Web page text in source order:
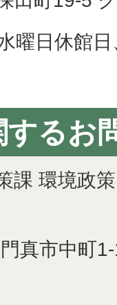
曜日休館
するお
課 環境政
真市中町